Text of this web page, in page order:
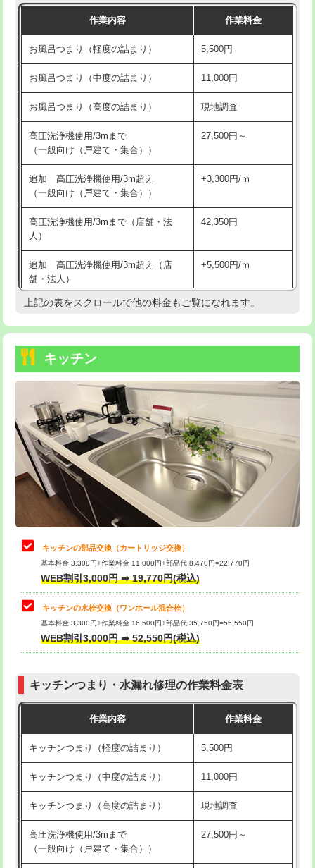
交換・取付（温水洗浄便座） 16,500円+材料費
交換・取付(単水栓（壁付・デッキ
式）)
13,200円+材料費
交換・取付(混合水栓（壁付・デッキ
式・ワンホール）)
16,500円+材料費
交換・取付(排水栓・排水トラップ
（P/S/ポップアップ））
22,000円+材料費
交換・取付（その他部品） 11,000円+材料費
持込商品取付（単水栓） 13,200円
持込商品取付（混合水栓）
持込商品取付（浄水器・分岐水栓） 16,500円
持込商品取付（温水洗浄便座） 22,000円
持込商品取付（普通便座⇔温水洗浄便
22,000円
給水管工事※（ホール加工)
給水管工事※（バンド止め) 3,300円
給水管工事※（支持金具設置) 5,500円
給水管工事※（保温材使用（バンド止
め込み）)
5,500円
給水管工事※（土の掘削・埋め戻し作
11,000円
給水管工事※（塩ビ管（VP・HI）使
用/3ｍまで)
給水管工事※（塩ビ管（VP・HI）使
用（追加）/3ｍ超え)
給水管工事※（ライニング鋼管・銅
管・ポリ管・HT管使用/3ｍまで)
44,000円
管・ポリ管・HT管使用/3ｍ超え)
排水管工事（土の掘削・埋め戻し作
11,000円~
排水管工事（排水管工事/3ｍまで） 55,000円
排水管工事（追加 排水管工事/3ｍ超
+11,000円
マス交換（土の掘削・埋め戻し作業）
マス交換（深さ50㎝未満）
作業内容 作業料金
お風呂つまり（軽度の詰まり） 5,500円
お風呂つまり（中度の詰まり） 11,000円
お風呂つまり（高度の詰まり） 現地調査
高圧洗浄機使用/3mまで
（一般向け（戸建て・集合））
27,500円～
追加 高圧洗浄機使用/3m超え
（一般向け（戸建て・集合））
+3,300円/ｍ
高圧洗浄機使用/3mまで（店舗・法
人）
42,350円
追加 高圧洗浄機使用/3m超え（店
舗・法人）
+5,500円/ｍ
高度高圧洗浄換 現地調査
トーラー機使用/3mまで
追加トーラー機使用/3m超え +3,300円
カメラ調査 33,000円
桝清掃 8,800円
止水・漏水調査・防水処理・清掃・修
理・調整・分解・加工など（軽作業）
11,000円
止水・漏水調査・防水処理・清掃・修
理・調整・分解・加工など（中作業）
22,000円
止水・漏水調査・防水処理・清掃・修
理・調整・分解・加工など（重作業）
33,000円
お風呂タンク脱着
その他部品の脱着
式・ワンホール）)
交換・取付(排水栓・排水トラップ
22,000円+材料費
持込商品取付（単水栓）
上記の表をスクロールで他の料金もご覧になれます。
キッチン
キッチンの部品交換（カートリッジ交換）
基本料金 3,300円+作業料金 11,000円+部品代 8,470円=22,770円
WEB割引3,000円 ➡ 19,770円(税込)
キッチンの水栓交換（ワンホール混合栓）
基本料金 3,300円+作業料金 16,500円+部品代 35,750円=55,550円
WEB割引3,000円 ➡ 52,550円(税込)
キッチンつまり・水漏れ修理の作業料金表
作業内容 作業料金
キッチンつまり（軽度の詰まり） 5,500円
キッチンつまり（中度の詰まり） 11,000円
キッチンつまり（高度の詰まり） 現地調査
高圧洗浄機使用/3mまで
（一般向け（戸建て・集合））
27,500円～